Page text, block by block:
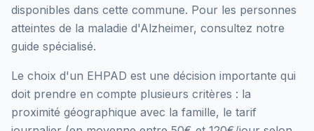
disponibles dans cette commune. Pour les personnes
atteintes de la maladie d'Alzheimer, consultez notre
guide spécialisé.
Le choix d'un EHPAD est une décision importante qui
doit prendre en compte plusieurs critères : la
proximité géographique avec la famille, le tarif